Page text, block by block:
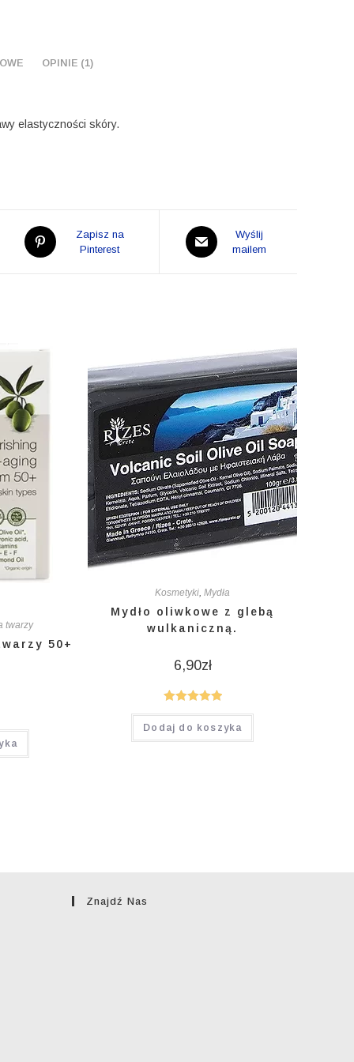
OPINIE (1)
elastyczności skóry.
Opens
in
Zapisz na
Pinterest
Opens
in
Wyślij
mailem
twarzy
50+
Kosmetyki,Mydła
Mydło oliwkowe z glebą
wulkaniczną.
6,90zł
Oceniono
5.00na 5
Dodaj do koszyka
Znajdź Nas